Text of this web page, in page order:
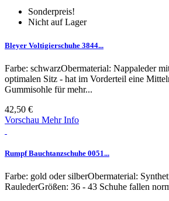
Sonderpreis!
Nicht auf Lager
Bleyer Voltigierschuhe 3844...
Farbe: schwarzObermaterial: Nappaleder
optimalen Sitz - hat im Vorderteil eine
Gummisohle für mehr...
42,50 €
Vorschau Mehr Info
Rumpf Bauchtanzschuhe 0051...
Farbe: gold oder silberObermaterial:
RaulederGrößen: 36 - 43 Schuhe fallen